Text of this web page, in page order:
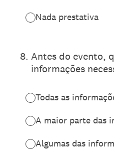
Nada prestativa
8. Antes do evento,
informações
Todas as
A maior parte das
Algumas das